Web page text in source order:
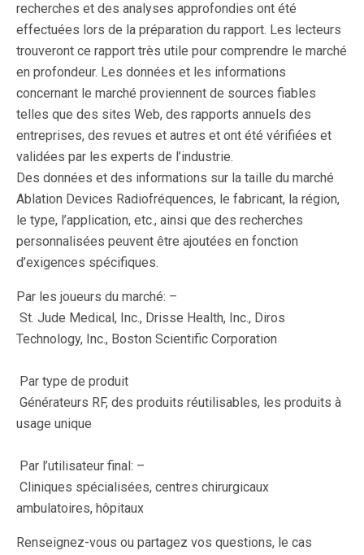
recherches et des analyses approfondies ont été
effectuées lors de la préparation du rapport. Les lecteurs
trouveront ce rapport très utile pour comprendre le marché
en profondeur. Les données et les informations
concernant le marché proviennent de sources fiables
telles que des sites Web, des rapports annuels des
entreprises, des revues et autres et ont été vérifiées et
validées par les experts de l’industrie.
Des données et des informations sur la taille du marché
Ablation Devices Radiofréquences, le fabricant, la région,
le type, l’application, etc., ainsi que des recherches
personnalisées peuvent être ajoutées en fonction
d’exigences spécifiques.
Par les joueurs du marché: –
St. Jude Medical, Inc., Drisse Health, Inc., Diros
Technology, Inc., Boston Scientific Corporation
Par type de produit
Générateurs RF, des produits réutilisables, les produits à
usage unique
Par l’utilisateur final: –
Cliniques spécialisées, centres chirurgicaux
ambulatoires, hôpitaux
Renseignez-vous ou partagez vos questions, le cas